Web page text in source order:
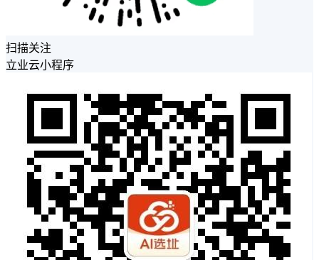
扫描关注
立业云小程序